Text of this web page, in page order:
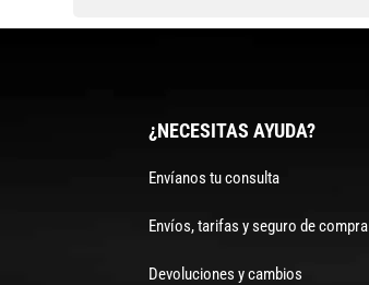
¿NECESITAS AYUDA?
Envíanos tu consulta
Envíos, tarifas y seguro de compra
Devoluciones y cambios